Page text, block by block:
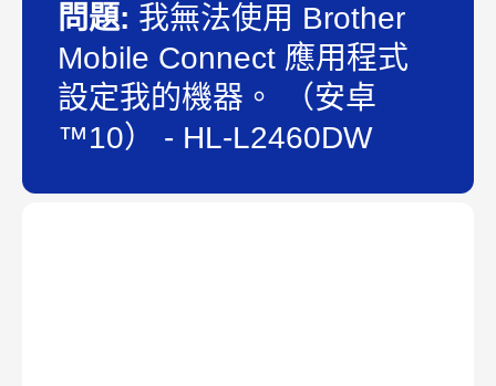
問題: 我無法使用 Brother
Mobile Connect 應用程式
設定我的機器。 （安卓
™10） - HL-L2460DW